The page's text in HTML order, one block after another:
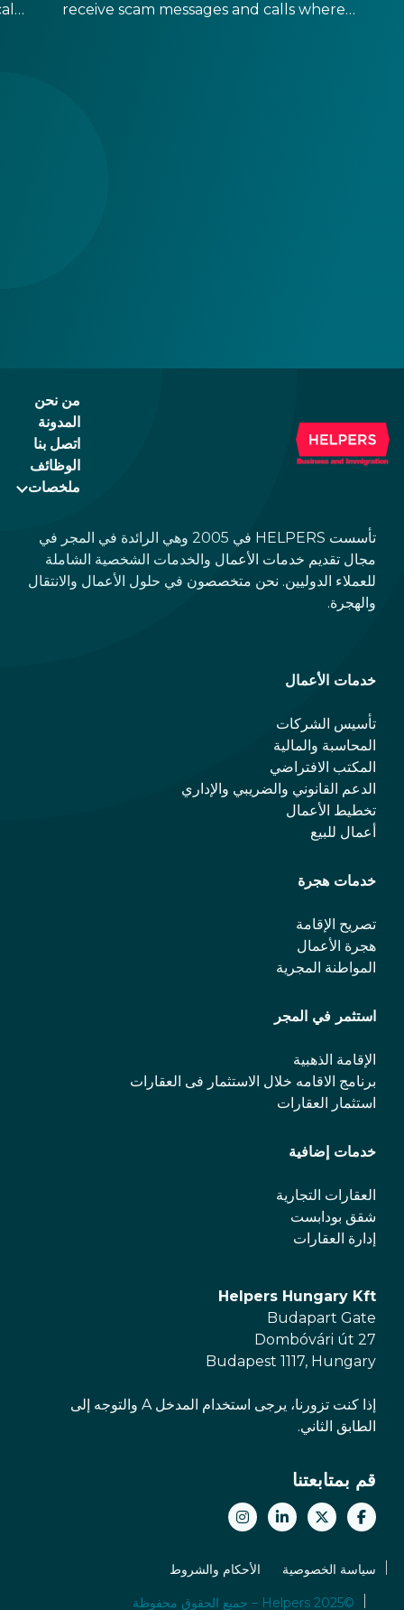
receive scam messages and calls where
من نحن
المدونة
اتصل بنا
الوظائف
ملخصات
تأسست HELPERS في 2005 وهي الرائدة في المجر في
مجال تقديم خدمات الأعمال والخدمات الشخصية الشاملة
للعملاء الدوليين. نحن متخصصون في حلول الأعمال والانتقال
والهجرة.
خدمات الأعمال
تأسيس الشركات
المحاسبة والمالية
المكتب الافتراضي
الدعم القانوني والضريبي والإداري
تخطيط الأعمال
أعمال للبيع
خدمات هجرة
تصريح الإقامة
هجرة الأعمال
المواطنة المجرية
استثمر في المجر
الإقامة الذهبية
برنامج الاقامه خلال الاستثمار فی العقارات
استثمار العقارات
خدمات إضافية
العقارات التجارية
شقق بودابست
إدارة العقارات
Helpers Hungary Kft
Budapart Gate
Dombóvári út 27
Budapest 1117, Hungary
إذا كنت تزورنا، يرجى استخدام المدخل A والتوجه إلى
الطابق الثاني.
قم بمتابعتنا
سياسة الخصوصية الأحكام والشروط
©2025 Helpers – جميع الحقوق محفوظة